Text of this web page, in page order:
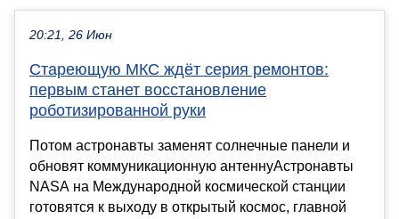
20:21, 26 Июн
Стареющую МКС ждёт серия ремонтов:
первым станет восстановление
роботизированной руки
Потом астронавты заменят солнечные панели и
обновят коммуникационную антеннуАстронавты
NASA на Международной космической станции
готовятся к выходу в открытый космос, главной